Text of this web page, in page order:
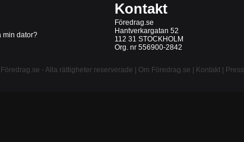
min dator?
Kontakt
Föredrag.se
Hantverkargatan 52
112 31 STOCKHOLM
Org. nr 556900-2842
Föredrag.se - Alla rättigheter reserverade | Om Föredrag.se Kontakt Press